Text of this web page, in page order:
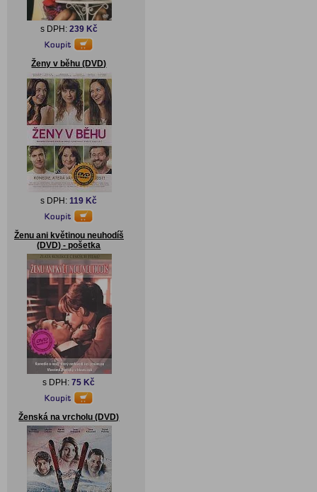
s DPH: 239 Kč
Ženy v běhu (DVD)
s DPH:119 Kč
Ženu ani květinou neuhodíš
(DVD) - pošetka
s DPH:75 Kč
Ženská na vrcholu (DVD)